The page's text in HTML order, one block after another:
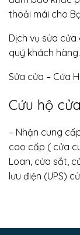
thoải mái cho
Dịch vụ sửa
quý khách hàng.
Sửa cửa – Cứa
Cứu hộ
– Nhận cung
cao cấp ( cửa
Loan, cửa sắt,
lưu điện (UPS)